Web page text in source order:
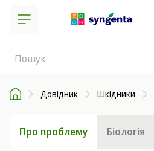
Довідник Шкідники
Про проблему Біологія